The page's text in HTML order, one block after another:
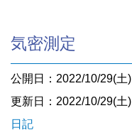
気密測定
公開日：2022/10/29(土)
更新日：2022/10/29(土)
日記